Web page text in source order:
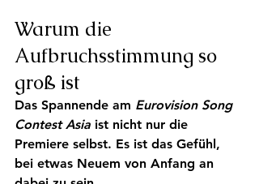
Warum die
Aufbruchsstimmung so
groß ist
Das Spannende am Eurovision Song
Contest Asia ist nicht nur die
Premiere selbst. Es ist das Gefühl,
bei etwas Neuem von Anfang an